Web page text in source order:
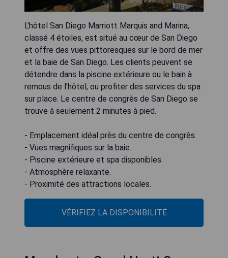
L'hôtel San Diego Marriott Marquis and Marina,
classé 4 étoiles, est situé au cœur de San Diego
et offre des vues pittoresques sur le bord de mer
et la baie de San Diego. Les clients peuvent se
détendre dans la piscine extérieure ou le bain à
remous de l'hôtel, ou profiter des services du spa
sur place. Le centre de congrès de San Diego se
trouve à seulement 2 minutes à pied.
- Emplacement idéal près du centre de congrès.
- Vues magnifiques sur la baie.
- Piscine extérieure et spa disponibles.
- Atmosphère relaxante.
- Proximité des attractions locales.
VÉRIFIEZ LA DISPONIBILITÉ